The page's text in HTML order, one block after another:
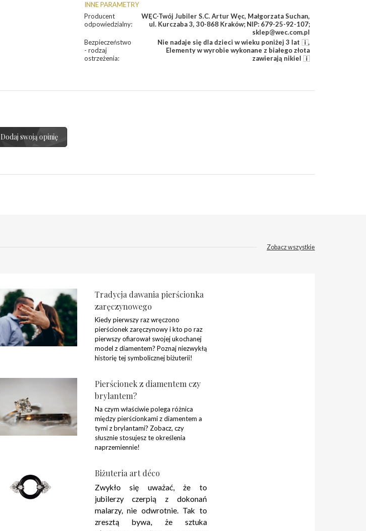
INNE PARAMETRY
Producent
odpowiedzialny:
WĘC-Twój Jubiler S.C. Artur Węc, Małgorzata Suchan,
ul. Kurczaba 3, 30-868 Kraków; NIP: 679-25-92-107;
sklep@wec.com.pl
Bezpieczeństwo
- rodzaj
ostrzeżenia:
Nie nadaje się dla dzieci w wieku poniżej 3 lat
,
Elementy w wyrobie wykonane z białego złota
zawierają nikiel
Dodaj swoją opinię
Zobacz wszystkie
Tradycja dawania pierścionka
zaręczynowego
Kiedy pierwszy raz wręczono
pierścionek zaręczynowy i kto po raz
pierwszy ofiarował swojej ukochanej
model z diamentem? Poznaj niezwykłą
historię tej symbolicznej biżuterii!
Pierścionek z diamentem czy
brylantem?
Na czym właściwie polega różnica
między pierścionkami z diamentem a
tymi z brylantami? Zobacz, czy
słusznie stosujesz te określenia
naprzemiennie!
Biżuteria art déco
Zwykło się uważać, że to
jubilerzy czerpią z dokonań
malarzy, nie odwrotnie. Tak to
zresztą bywa, że sztuka